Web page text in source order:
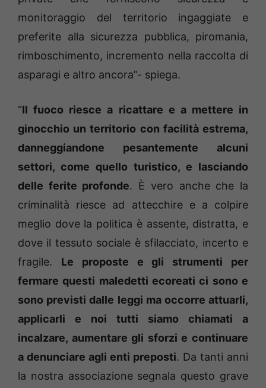
monitoraggio del territorio ingaggiate e
preferite alla sicurezza pubblica, piromania,
rimboschimento, incremento nella raccolta di
asparagi e altro ancora”- spiega.
“Il fuoco riesce a ricattare e a mettere in
ginocchio un territorio con facilità estrema,
danneggiandone pesantemente alcuni
settori, come quello turistico, e lasciando
delle ferite profonde. È vero anche che la
criminalità riesce ad attecchire e a colpire
meglio dove la politica è assente, distratta, e
dove il tessuto sociale è sfilacciato, incerto e
fragile. Le proposte e gli strumenti per
fermare questi maledetti ecoreati ci sono e
sono previsti dalle leggi ma occorre attuarli,
applicarli e noi tutti siamo chiamati a
incalzare, aumentare gli sforzi e continuare
a denunciare agli enti preposti. Da tanti anni
la nostra associazione segnala questo grave